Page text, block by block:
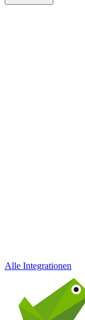
Alle Integrationen